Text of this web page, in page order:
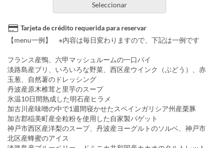
Seleccionar
Tarjeta de crédito requerida para reservar
【menu一例】 ※内容は毎日変わりますので、下記は一例です
フランス産鴨、六甲マッシュルームの一口パイ
淡路島産ブリ、いろいろな野菜、西区産ウインク（ぶどう）、赤
玉葱、自然薯のドレッシング
丹波産原木椎茸と里芋のスープ
氷温10日間熟成した明石産ヒラメ
加古川産味噌の中で1週間寝かせたスペインガリシア州産栗豚
加古郡稲美町産全粒粉を使用した自家製バゲット
神戸市西区産洋梨のスープ、丹波産ヨーグルトのソルベ、神戸市
北区産蜂蜜のアイス